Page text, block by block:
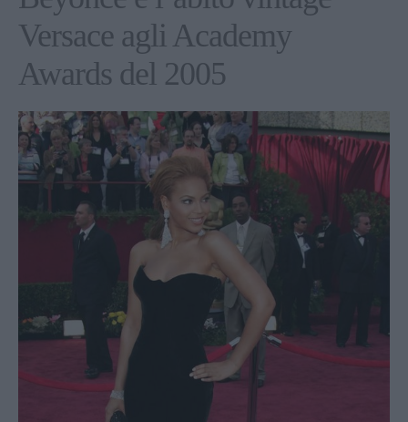
Versace agli Academy
Awards del 2005